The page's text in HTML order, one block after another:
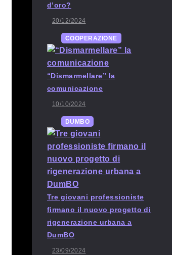
d’oro?
20/12/2024
COOPERAZIONE
“Dismarmellare” la
comunicazione
10/10/2024
DUMBO
Tre giovani professioniste
firmano il nuovo progetto di
rigenerazione urbana a
DumBO
23/09/2024